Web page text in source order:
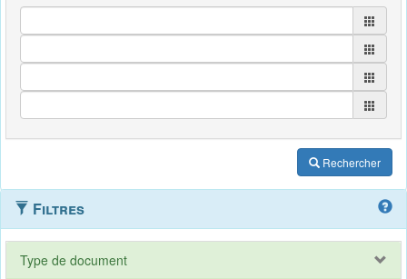
Rechercher
Filtres
Type de document